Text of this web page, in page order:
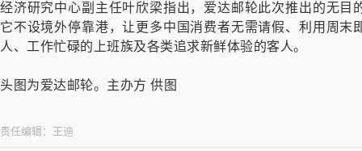
经济研究中心副主任叶欣梁指出，爱达邮轮此次推出的无
它不设境外停靠港，让更多中国消费者无需请假、利用周
人、工作忙碌的上班族及各类追求新鲜体验的客人。
头图为爱达邮轮。主办方 供图
责任编辑： 王迪